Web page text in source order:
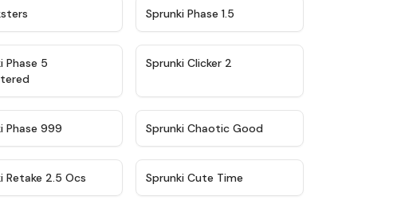
Sprunki Phase 1.5
Phase 5
Sprunki Clicker 2
Phase 999 ★
Sprunki Chaotic Good
★
Retake 2.5 Ocs Sprunki Cute Time